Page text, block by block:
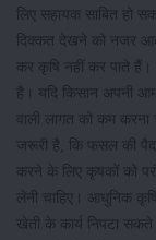
लिए सहायक साबित हो
दिक्कत देखने को नजर
कर कृषि नहीं कर पाते हैं।
है। यदि किसान अपनी
वाली लागत को कम
जरूरी है, कि फसल की
करने के लिए कृषकों को
लेनी चाहिए। आधुनिक
खेती के कार्य निपटा